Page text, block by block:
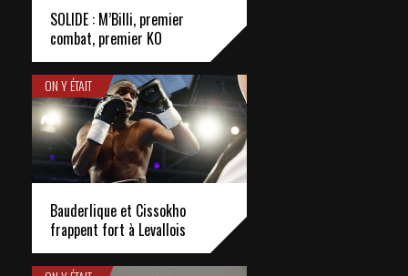
SOLIDE : M’Billi, premier
combat, premier KO
ON Y ÉTAIT
Bauderlique et Cissokho
frappent fort à Levallois